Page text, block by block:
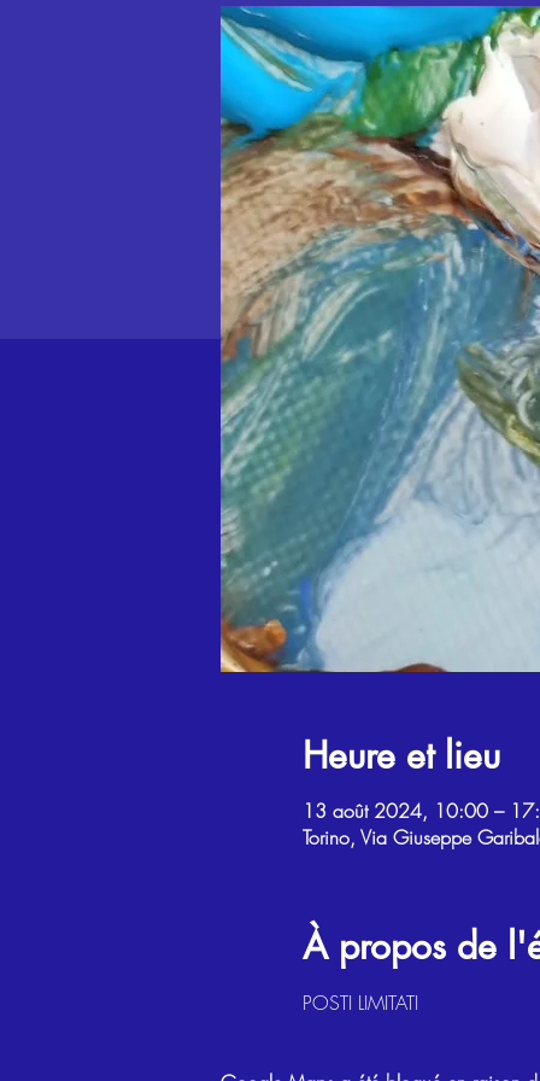
Heure et lieu
13 août 2024, 10:00 –
Torino, Via Giuseppe
À propos de
POSTI LIMITATI